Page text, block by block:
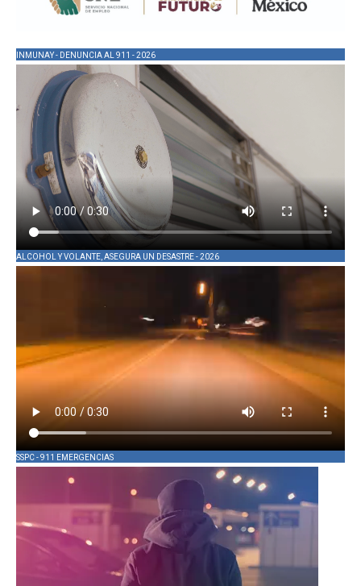
INMUNAY - DENUNCIA AL 911 - 2026
ALCOHOL Y VOLANTE, ASEGURA UN DESASTRE - 2026
SSPC - 911 EMERGENCIAS